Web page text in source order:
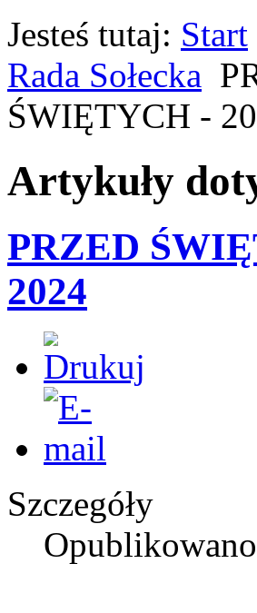
Jesteś tutaj: Start
Rada Sołecka
ŚWIĘTYCH -
Artykuły
PRZED
2024
Szczegóły